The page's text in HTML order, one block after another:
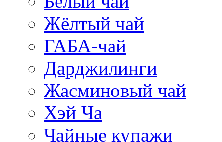
Жёлтый чай
ГАБА-чай
Дарджилинги
Жасминовый чай
Хэй Ча
Чайные купажи